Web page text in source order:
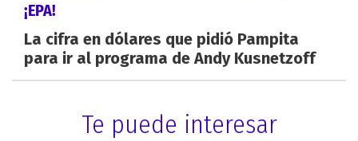
¡EPA!
La cifra en dólares que pidió Pampita
para ir al programa de Andy Kusnetzoff
Te puede interesar